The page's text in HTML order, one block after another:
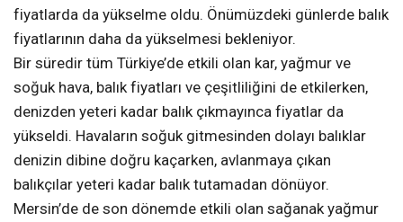
fiyatlarda da yükselme oldu. Önümüzdeki günlerde balık
fiyatlarının daha da yükselmesi bekleniyor.
Bir süredir tüm Türkiye’de etkili olan kar, yağmur ve
soğuk hava, balık fiyatları ve çeşitliliğini de etkilerken,
denizden yeteri kadar balık çıkmayınca fiyatlar da
yükseldi. Havaların soğuk gitmesinden dolayı balıklar
denizin dibine doğru kaçarken, avlanmaya çıkan
balıkçılar yeteri kadar balık tutamadan dönüyor.
Mersin’de de son dönemde etkili olan sağanak yağmur